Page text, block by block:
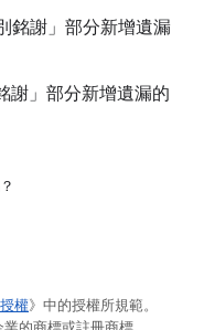
銘謝」部分新增遺漏
謝」部分新增遺漏的
權》中的授權所規範。